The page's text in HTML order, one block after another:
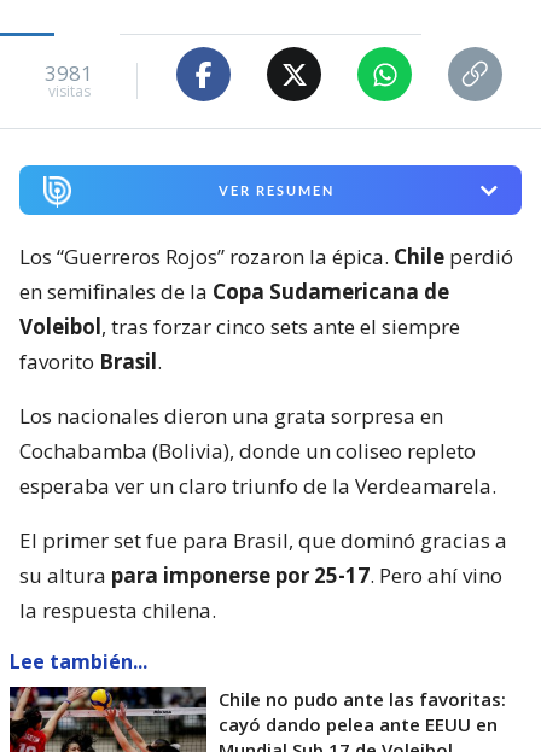
3981
visitas
VER RESUMEN
Los “Guerreros Rojos” rozaron la épica. Chile perdió
en semifinales de la Copa Sudamericana de
Voleibol, tras forzar cinco sets ante el siempre
favorito Brasil.
Los nacionales dieron una grata sorpresa en
Cochabamba (Bolivia), donde un coliseo repleto
esperaba ver un claro triunfo de la Verdeamarela.
El primer set fue para Brasil, que dominó gracias a
su altura para imponerse por 25-17. Pero ahí vino
la respuesta chilena.
Lee también...
Chile no pudo ante las favoritas:
cayó dando pelea ante EEUU en